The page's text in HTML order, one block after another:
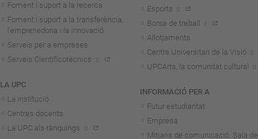
Foment i suport a la recerca
Foment i suport a la transferència,
l'emprenedoria i la innovació
Serveis per a empreses
Serveis Cientificotècnics
LA UPC
La institució
Centres docents
La UPC als rànquings
Esports
Borsa de treball
Allotjaments
Centre Universitari de la Visió
UPCArts, la comunitat cultural
INFORMACIÓ PER A
Futur estudiantat
Empresa
Mitjans de comunicació. Sala de